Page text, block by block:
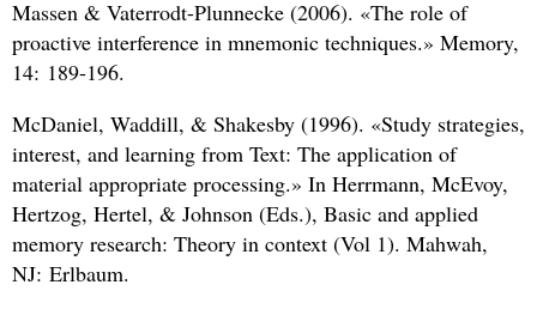
Massen & Vaterrodt-Plunnecke (2006). «The role of
proactive interference in mnemonic techniques.» Memory,
14: 189-196.
McDaniel, Waddill, & Shakesby (1996). «Study strategies,
interest, and learning from Text: The application of
material appropriate processing.» In Herrmann, McEvoy,
Hertzog, Hertel, & Johnson (Eds.), Basic and applied
memory research: Theory in context (Vol 1). Mahwah,
NJ: Erlbaum.